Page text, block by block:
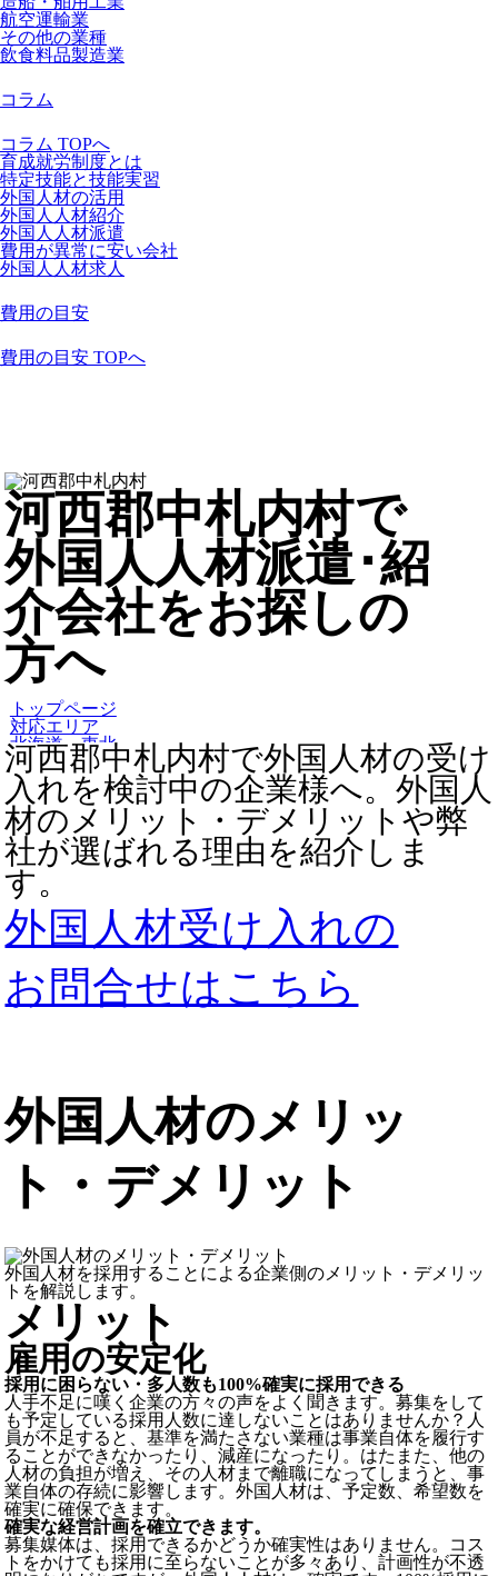
航空運輸業
その他の業種
飲食料品製造業
コラム
コラム TOPへ
育成就労制度とは
特定技能と技能実習
外国人材の活用
外国人人材紹介
外国人人材派遣
費用が異常に安い会社
外国人人材求人
費用の目安
費用の目安 TOPへ
河西郡中札内村で
外国人人材派遣･紹
介会社をお探しの
方へ
トップページ
対応エリア
北海道・東北
北海道
河西郡中札内村
河西郡中札内村で外国人材の受け
入れを検討中の企業様へ。外国人
材のメリット・デメリットや弊
社が選ばれる理由を紹介しま
す。
外国人材受け入れの
お問合せはこちら
外国人材のメリッ
ト・デメリット
外国人材を採用することによる企業側のメリット・デメリッ
トを解説します。
メリット
雇用の安定化
採用に困らない・多人数も100%確実に採用できる
人手不足に嘆く企業の方々の声をよく聞きます。募集をして
も予定している採用人数に達しないことはありませんか？人
員が不足すると、基準を満たさない業種は事業自体を履行す
ることができなかったり、減産になったり。はたまた、他の
人材の負担が増え、その人材まで離職になってしまうと、事
業自体の存続に影響します。外国人材は、予定数、希望数を
確実に確保できます。
確実な経営計画を確立できます。
募集媒体は、採用できるかどうか確実性はありません。コス
トをかけても採用に至らないことが多々あり、計画性が不透